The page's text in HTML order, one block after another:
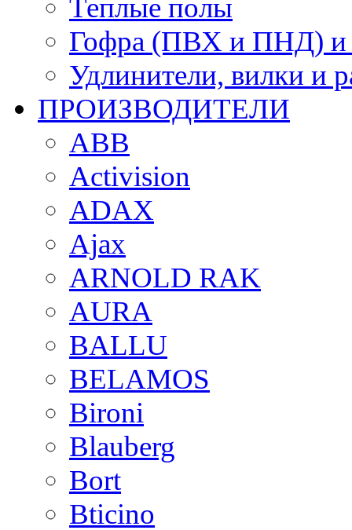
Теплые полы
Гофра (ПВХ и ПНД) и
Удлинители, вилки и
ПРОИЗВОДИТЕЛИ
ABB
Activision
ADAX
Ajax
ARNOLD RAK
AURA
BALLU
BELAMOS
Bironi
Blauberg
Bort
Bticino